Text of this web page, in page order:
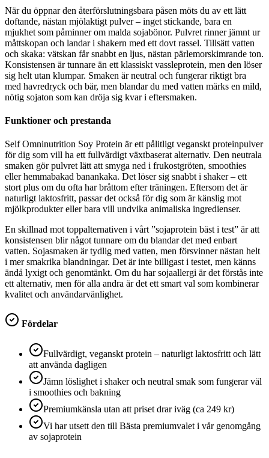
När du öppnar den återförslutningsbara påsen möts du av ett lätt
doftande, nästan mjölaktigt pulver – inget stickande, bara en
mjukhet som påminner om malda sojabönor. Pulvret rinner jämnt ur
måttskopan och landar i shakern med ett dovt rassel. Tillsätt vatten
och skaka: vätskan får snabbt en ljus, nästan pärlemorskimrande ton.
Konsistensen är tunnare än ett klassiskt vassleprotein, men den löser
sig helt utan klumpar. Smaken är neutral och fungerar riktigt bra
med havredryck och bär, men blandar du med vatten märks en mild,
nötig sojaton som kan dröja sig kvar i eftersmaken.
Funktioner och prestanda
Self Omninutrition Soy Protein är ett pålitligt veganskt proteinpulver
för dig som vill ha ett fullvärdigt växtbaserat alternativ. Den neutrala
smaken gör pulvret lätt att smyga ned i frukostgröten, smoothies
eller hemmabakad banankaka. Det löser sig snabbt i shaker – ett
stort plus om du ofta har bråttom efter träningen. Eftersom det är
naturligt laktosfritt, passar det också för dig som är känslig mot
mjölkprodukter eller bara vill undvika animaliska ingredienser.
En skillnad mot toppalternativen i vårt ”sojaprotein bäst i test” är att
konsistensen blir något tunnare om du blandar det med enbart
vatten. Sojasmaken är tydlig med vatten, men försvinner nästan helt
i mer smakrika blandningar. Det är inte billigast i testet, men känns
ändå lyxigt och genomtänkt. Om du har sojaallergi är det förstås inte
ett alternativ, men för alla andra är det ett smart val som kombinerar
kvalitet och användarvänlighet.
Fördelar
Fullvärdigt, veganskt protein – naturligt laktosfritt och lätt
att använda dagligen
Jämn löslighet i shaker och neutral smak som fungerar väl
i smoothies och bakning
Premiumkänsla utan att priset drar iväg (ca 249 kr)
Vi har utsett den till Bästa premiumvalet i vår genomgång
av sojaprotein